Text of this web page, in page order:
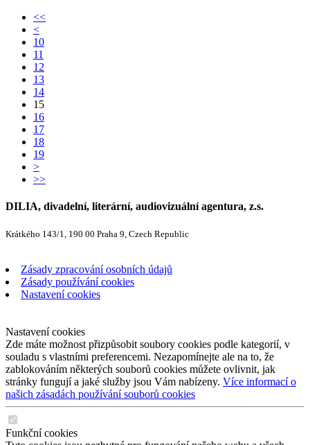
<<
<
10
11
12
13
14
15
16
17
18
19
>
>>
DILIA, divadelní, literární, audiovizuální agentura, z.s.
Krátkého 143/1, 190 00 Praha 9, Czech Republic
Zásady zpracování osobních údajů
Zásady používání cookies
Nastavení cookies
Nastavení cookies
Zde máte možnost přizpůsobit soubory cookies podle kategorií, v
souladu s vlastními preferencemi. Nezapomínejte ale na to, že
zablokováním některých souborů cookies můžete ovlivnit, jak
stránky fungují a jaké služby jsou Vám nabízeny. Více informací o
našich zásadách používání souborů cookies
Funkční cookies